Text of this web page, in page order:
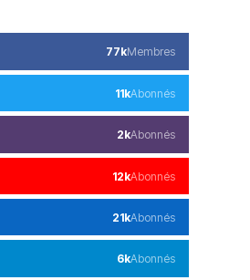
77kMembres
11kAbonnés
2kAbonnés
12kAbonnés
21kAbonnés
6kAbonnés